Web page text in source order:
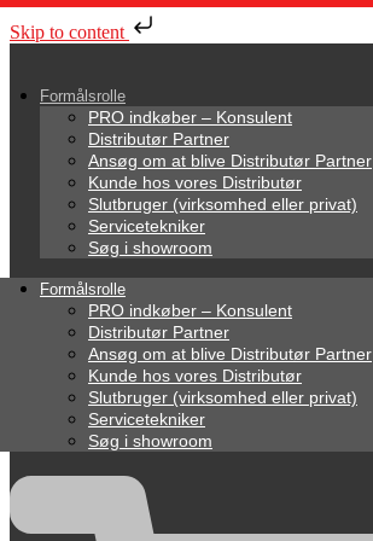
Skip to content
Formålsrolle
PRO indkøber – Konsulent
Distributør Partner
Ansøg om at blive Distributør Partner
Kunde hos vores Distributør
Slutbruger (virksomhed eller privat)
Servicetekniker
Søg i showroom
Formålsrolle
PRO indkøber – Konsulent
Distributør Partner
Ansøg om at blive Distributør Partner
Kunde hos vores Distributør
Slutbruger (virksomhed eller privat)
Servicetekniker
Søg i showroom